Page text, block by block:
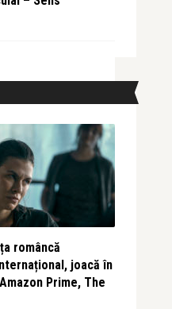
româncă
joacă în
Prime, The